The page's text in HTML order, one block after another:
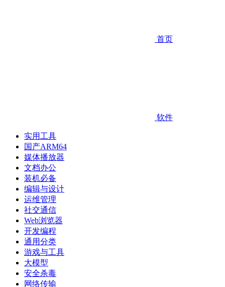
首页
软件
实用工具
国产ARM64
媒体播放器
文档办公
装机必备
编辑与设计
运维管理
社交通信
Web浏览器
开发编程
通用分类
游戏与工具
大模型
安全杀毒
网络传输